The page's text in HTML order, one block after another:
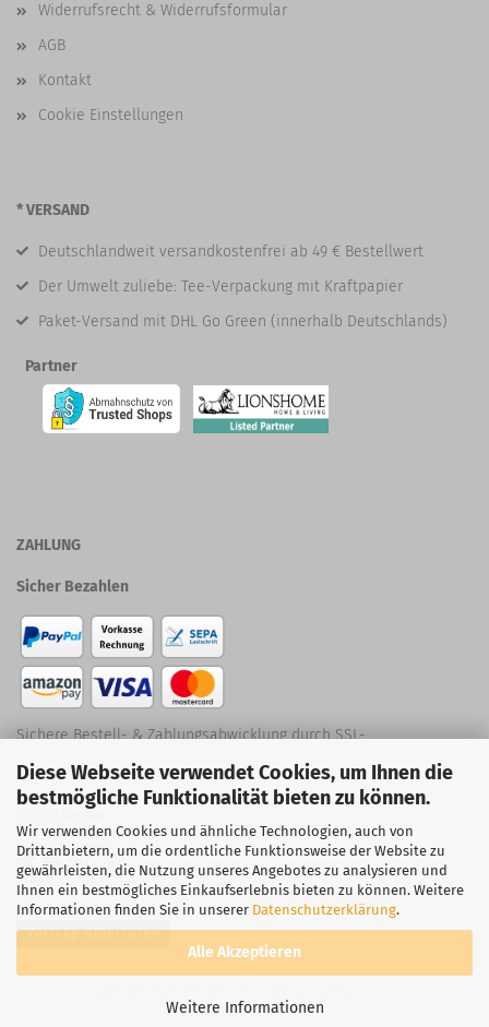
Diese Webseite verwendet Cookies, um Ihnen die
bestmögliche Funktionalität bieten zu können.
Wir verwenden Cookies und ähnliche Technologien, auch von
Drittanbietern, um die ordentliche Funktionsweise der Website zu
gewährleisten, die Nutzung unseres Angebotes zu analysieren und
Ihnen ein bestmögliches Einkaufserlebnis bieten zu können. Weitere
Informationen finden Sie in unserer Datenschutzerklärung.
Alle Akzeptieren
Weitere Informationen
Widerrufsrecht & Widerrufsformular
AGB
Kontakt
Cookie Einstellungen
* VERSAND
Deutschlandweit versandkostenfrei ab 49 € Bestellwert
Der Umwelt zuliebe: Tee-Verpackung mit Kraftpapier
Paket-Versand mit DHL Go Green (innerhalb Deutschlands)
Partner
ZAHLUNG
Sicher Bezahlen
Sichere Bestell- & Zahlungsabwicklung durch SSL-
Verschlüsselung
Social Media
Vertrag widerrufen